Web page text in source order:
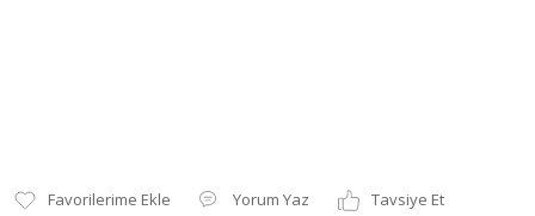
Yorum Yaz
Tavsiye Et